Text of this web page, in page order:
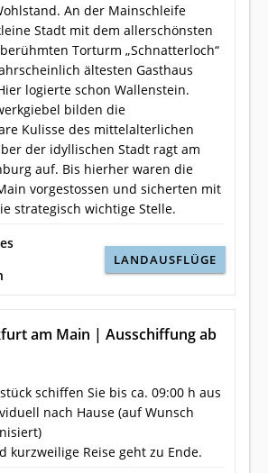
An der Mainschleife
Stadt mit dem allerschönsten
Torturm „Schnatterloch“
ältesten Gasthaus
logierte schon Wallenstein.
bilden die
Kulisse des mittelalterlichen
der idyllischen Stadt ragt am
auf. Bis hierher waren die
vorgestossen und sicherten mit
strategisch wichtige Stelle.
LANDAUSFLÜGE
am Main | Ausschiffung ab
schiffen Sie bis ca. 09:00 h aus
nach Hause (auf Wunsch
kurzweilige Reise geht zu Ende.